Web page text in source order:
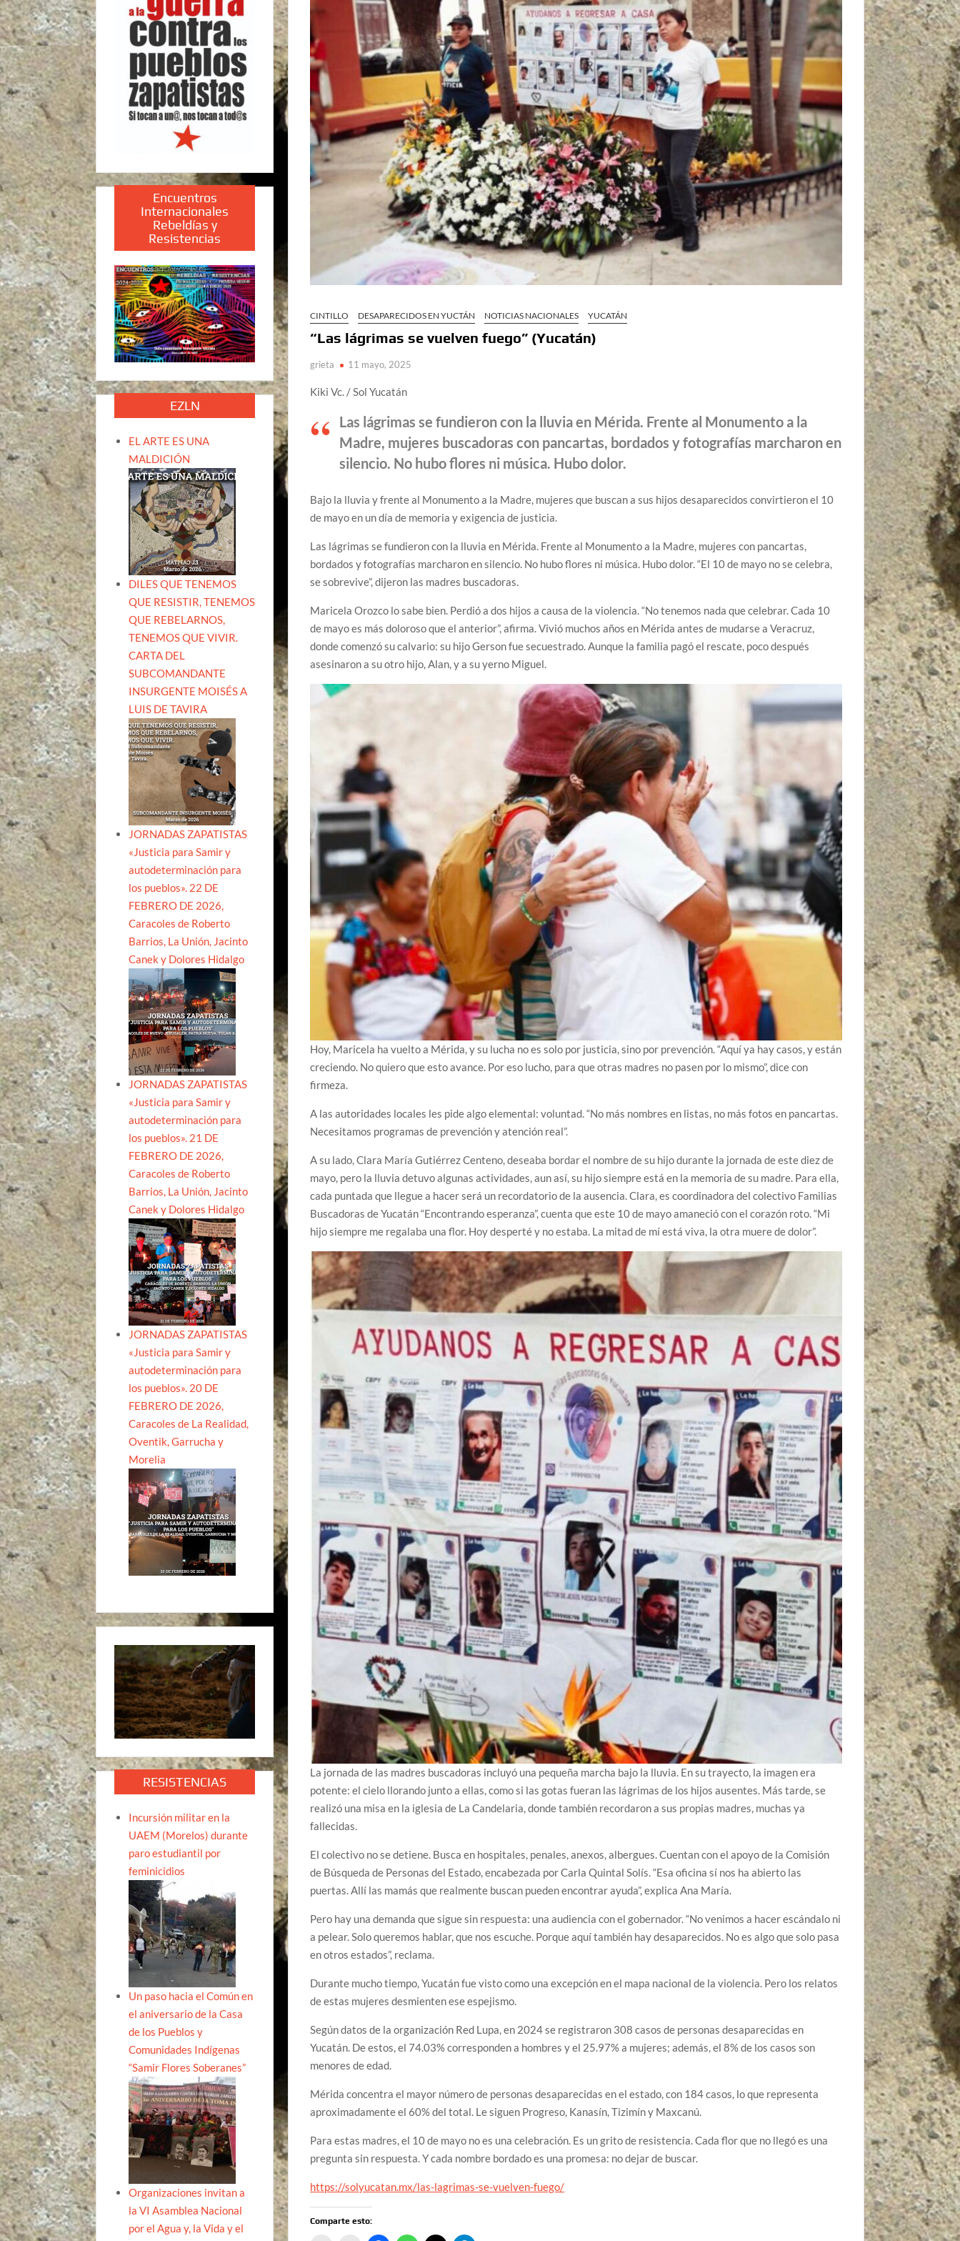
CINTILLO DESAPARECIDOS EN YUCTÁN NOTICIAS NACIONALES YUCATÁN
“Las lágrimas se vuelven fuego” (Yucatán)
grieta 11 mayo, 2025
Kiki Vc. / Sol Yucatán
Las lágrimas se fundieron con la lluvia en Mérida. Frente al Monumento a la
Madre, mujeres buscadoras con pancartas, bordados y fotografías marcharon en
silencio. No hubo flores ni música. Hubo dolor.
Bajo la lluvia y frente al Monumento a la Madre, mujeres que buscan a sus hijos desaparecidos convirtieron el 10
de mayo en un día de memoria y exigencia de justicia.
Las lágrimas se fundieron con la lluvia en Mérida. Frente al Monumento a la Madre, mujeres con pancartas,
bordados y fotografías marcharon en silencio. No hubo flores ni música. Hubo dolor. “El 10 de mayo no se celebra,
se sobrevive”, dijeron las madres buscadoras.
Maricela Orozco lo sabe bien. Perdió a dos hijos a causa de la violencia. “No tenemos nada que celebrar. Cada 10
de mayo es más doloroso que el anterior”, afirma. Vivió muchos años en Mérida antes de mudarse a Veracruz,
donde comenzó su calvario: su hijo Gerson fue secuestrado. Aunque la familia pagó el rescate, poco después
asesinaron a su otro hijo, Alan, y a su yerno Miguel.
Hoy, Maricela ha vuelto a Mérida, y su lucha no es solo por justicia, sino por prevención. “Aquí ya hay casos, y están
creciendo. No quiero que esto avance. Por eso lucho, para que otras madres no pasen por lo mismo”, dice con
firmeza.
A las autoridades locales les pide algo elemental: voluntad. “No más nombres en listas, no más fotos en pancartas.
Necesitamos programas de prevención y atención real”.
A su lado, Clara María Gutiérrez Centeno, deseaba bordar el nombre de su hijo durante la jornada de este diez de
mayo, pero la lluvia detuvo algunas actividades, aun así, su hijo siempre está en la memoria de su madre. Para ella,
cada puntada que llegue a hacer será un recordatorio de la ausencia. Clara, es coordinadora del colectivo Familias
Buscadoras de Yucatán “Encontrando esperanza”, cuenta que este 10 de mayo amaneció con el corazón roto. “Mi
hijo siempre me regalaba una flor. Hoy desperté y no estaba. La mitad de mí está viva, la otra muere de dolor”.
La jornada de las madres buscadoras incluyó una pequeña marcha bajo la lluvia. En su trayecto, la imagen era
potente: el cielo llorando junto a ellas, como si las gotas fueran las lágrimas de los hijos ausentes. Más tarde, se
realizó una misa en la iglesia de La Candelaria, donde también recordaron a sus propias madres, muchas ya
fallecidas.
El colectivo no se detiene. Busca en hospitales, penales, anexos, albergues. Cuentan con el apoyo de la Comisión
de Búsqueda de Personas del Estado, encabezada por Carla Quintal Solís. “Esa oficina sí nos ha abierto las
puertas. Allí las mamás que realmente buscan pueden encontrar ayuda”, explica Ana María.
Pero hay una demanda que sigue sin respuesta: una audiencia con el gobernador. “No venimos a hacer escándalo ni
a pelear. Solo queremos hablar, que nos escuche. Porque aquí también hay desaparecidos. No es algo que solo pasa
en otros estados”, reclama.
Durante mucho tiempo, Yucatán fue visto como una excepción en el mapa nacional de la violencia. Pero los relatos
de estas mujeres desmienten ese espejismo.
Según datos de la organización Red Lupa, en 2024 se registraron 308 casos de personas desaparecidas en
Yucatán. De estos, el 74.03% corresponden a hombres y el 25.97% a mujeres; además, el 8% de los casos son
menores de edad.
Mérida concentra el mayor número de personas desaparecidas en el estado, con 184 casos, lo que representa
aproximadamente el 60% del total. Le siguen Progreso, Kanasín, Tizimín y Maxcanú.
Para estas madres, el 10 de mayo no es una celebración. Es un grito de resistencia. Cada flor que no llegó es una
pregunta sin respuesta. Y cada nombre bordado es una promesa: no dejar de buscar.
https://solyucatan.mx/las-lagrimas-se-vuelven-fuego/
Comparte esto:
Encuentros
Internacionales
Rebeldías y
Resistencias
EZLN
EL ARTE ES UNA
MALDICIÓN
DILES QUE TENEMOS
QUE RESISTIR, TENEMOS
QUE REBELARNOS,
TENEMOS QUE VIVIR.
CARTA DEL
SUBCOMANDANTE
INSURGENTE MOISÉS A
LUIS DE TAVIRA
JORNADAS ZAPATISTAS
«Justicia para Samir y
autodeterminación para
los pueblos». 22 DE
FEBRERO DE 2026,
Caracoles de Roberto
Barrios, La Unión, Jacinto
Canek y Dolores Hidalgo
JORNADAS ZAPATISTAS
«Justicia para Samir y
autodeterminación para
los pueblos». 21 DE
FEBRERO DE 2026,
Caracoles de Roberto
Barrios, La Unión, Jacinto
Canek y Dolores Hidalgo
JORNADAS ZAPATISTAS
«Justicia para Samir y
autodeterminación para
los pueblos». 20 DE
FEBRERO DE 2026,
Caracoles de La Realidad,
Oventik, Garrucha y
Morelia
RESISTENCIAS
Incursión militar en la
UAEM (Morelos) durante
paro estudiantil por
feminicidios
Un paso hacia el Común en
el aniversario de la Casa
de los Pueblos y
Comunidades Indígenas
“Samir Flores Soberanes”
Organizaciones invitan a
la VI Asamblea Nacional
por el Agua y, la Vida y el